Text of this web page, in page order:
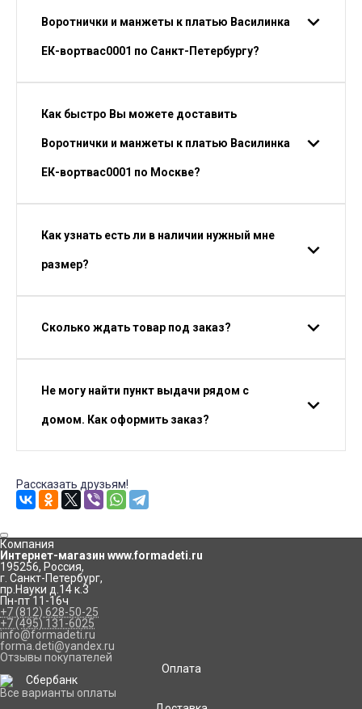
Воротнички и манжеты к платью Василинка
ЕК-вортвас0001 по Санкт-Петербургу?
Как быстро Вы можете доставить
Воротнички и манжеты к платью Василинка
ЕК-вортвас0001 по Москве?
Как узнать есть ли в наличии нужный мне
размер?
Сколько ждать товар под заказ?
Не могу найти пункт выдачи рядом с
домом. Как оформить заказ?
Рассказать друзьям!
Компания
Интернет-магазин www.formadeti.ru
195256, Россия,
г. Санкт-Петербург,
пр.Науки д.14 к.3
Пн-пт 11-16ч
+7 (812) 628-50-25
+7 (495) 131-6025
info@formadeti.ru
forma.deti@yandex.ru
Отзывы покупателей
Оплата
Все варианты оплаты